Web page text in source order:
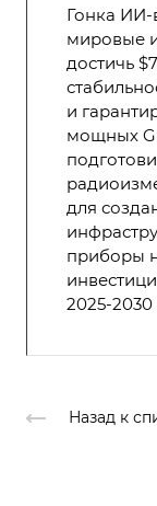
Гонка ИИ-
мировые
достичь
и
мощных
для
приборы
2025-2030
Назад к